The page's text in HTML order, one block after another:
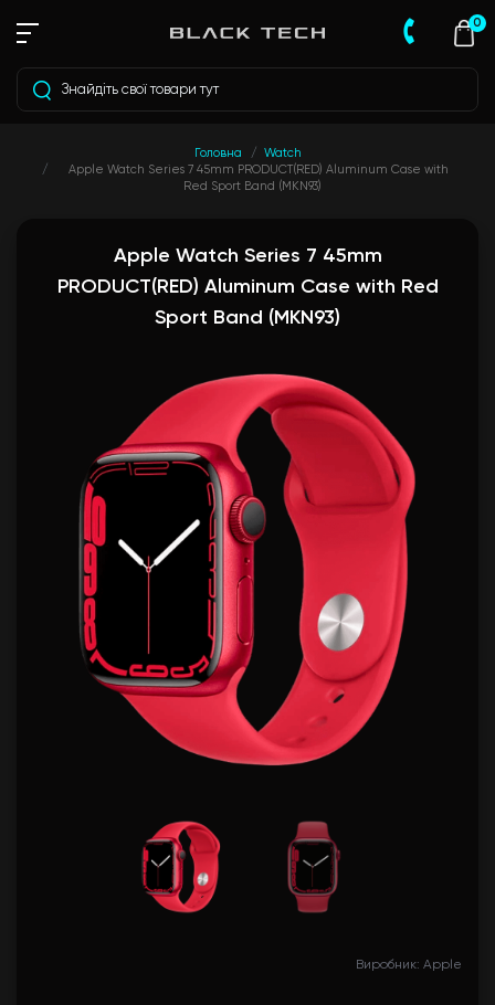
0
Головна
Watch
Apple Watch Series 7 45mm PRODUCT(RED) Aluminum Case with
Red Sport Band (MKN93)
Apple Watch Series 7 45mm
PRODUCT(RED) Aluminum Case with Red
Sport Band (MKN93)
Виробник: Apple